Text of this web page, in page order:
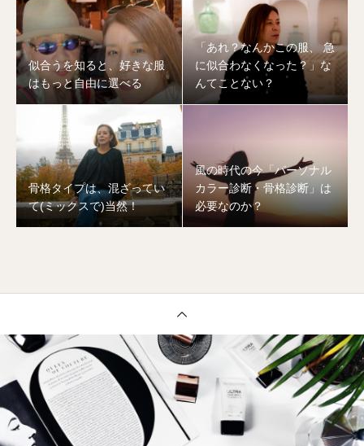
似合うを知ると、好きな服
はもっと自由に選べる
「あれ？なんかこの服、 急
に似合わなくなった？」な
んてことない？
骨格タイプは、混ざってい
て(ミックスで)当然！
風の時代の今「パーソナル
カラー診断・骨格診断」は
必要なのか？